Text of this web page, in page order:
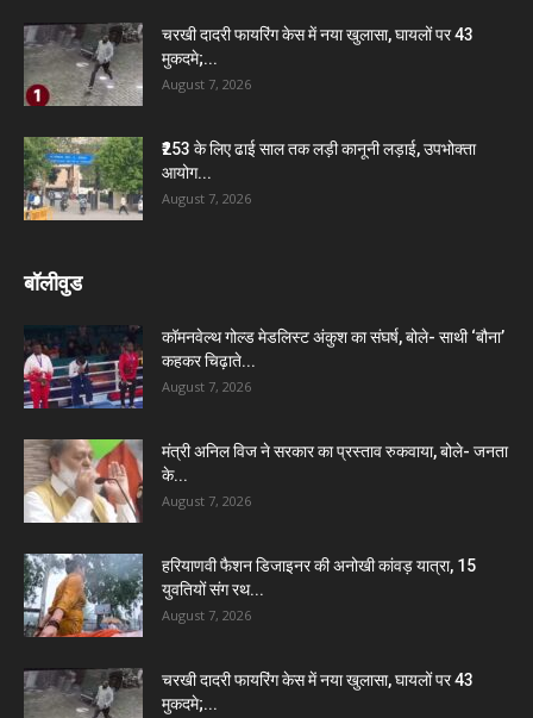
चरखी दादरी फायरिंग केस में नया खुलासा, घायलों पर 43
मुकदमे;...
August 7, 2026
₹253 के लिए ढाई साल तक लड़ी कानूनी लड़ाई, उपभोक्ता
आयोग...
August 7, 2026
बॉलीवुड
कॉमनवेल्थ गोल्ड मेडलिस्ट अंकुश का संघर्ष, बोले- साथी ‘बौना’
कहकर चिढ़ाते...
August 7, 2026
मंत्री अनिल विज ने सरकार का प्रस्ताव रुकवाया, बोले- जनता
के...
August 7, 2026
हरियाणवी फैशन डिजाइनर की अनोखी कांवड़ यात्रा, 15
युवतियों संग रथ...
August 7, 2026
चरखी दादरी फायरिंग केस में नया खुलासा, घायलों पर 43
मुकदमे;...